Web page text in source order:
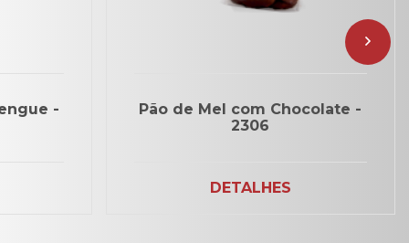
-
Pão de Mel com Chocolate -
2306
DETALHES